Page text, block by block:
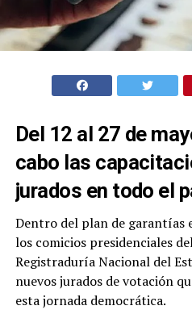
Del 12 al 27 de
cabo las
jurados en todo el
Dentro del plan de garantías
los comicios presidenciales
Registraduría Nacional del
nuevos jurados de votación
esta jornada democrática.